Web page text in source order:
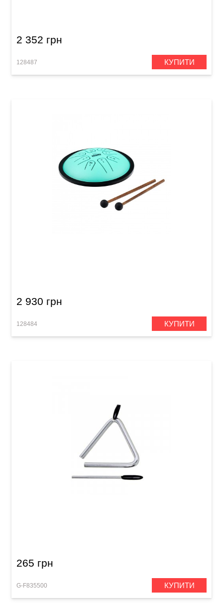
2 352 грн
128487 КУПИТИ
2 930 грн
128484 КУПИТИ
265 грн
G-F835500 КУПИТИ